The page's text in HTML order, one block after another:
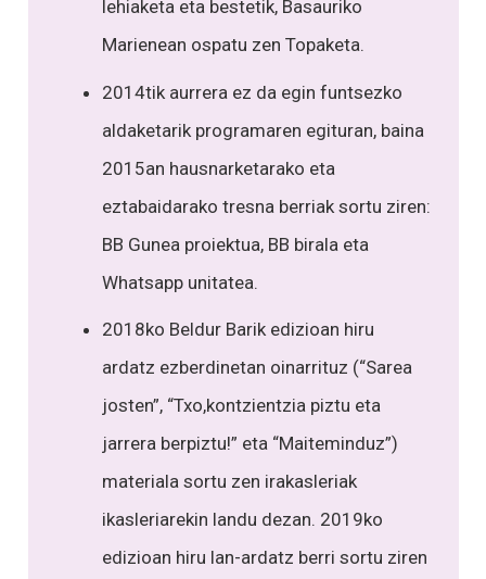
lehiaketa eta bestetik, Basauriko
Marienean ospatu zen Topaketa.
2014tik aurrera ez da egin funtsezko
aldaketarik programaren egituran, baina
2015an hausnarketarako eta
eztabaidarako tresna berriak sortu ziren:
BB Gunea proiektua, BB birala eta
Whatsapp unitatea.
2018ko Beldur Barik edizioan hiru
ardatz ezberdinetan oinarrituz (“Sarea
josten”, “Txo,kontzientzia piztu eta
jarrera berpiztu!” eta “Maiteminduz”)
materiala sortu zen irakasleriak
ikasleriarekin landu dezan. 2019ko
edizioan hiru lan-ardatz berri sortu ziren